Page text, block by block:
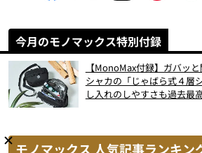
今月のモノマックス特別付録
【MonoMax付録】ガバッ
シャカの「じゃばら式４層
し入れのしやすさも過去最
モノマックス 人気記事ランキン